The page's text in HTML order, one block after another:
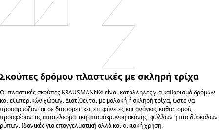
Σκούπες δρόμου πλαστικές με σκληρή τρίχα
Οι πλαστικές σκούπες KRAUSMANN® είναι κατάλληλες για καθαρισμό δρόμων
και εξωτερικών χώρων. Διατίθενται με μαλακή ή σκληρή τρίχα, ώστε να
προσαρμόζονται σε διαφορετικές επιφάνειες και ανάγκες καθαρισμού,
προσφέροντας αποτελεσματική απομάκρυνση σκόνης, φύλλων ή πιο δύσκολων
ρύπων. Ιδανικές για επαγγελματική αλλά και οικιακή χρήση.